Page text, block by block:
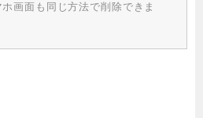
画面も同じ方法で削除できま